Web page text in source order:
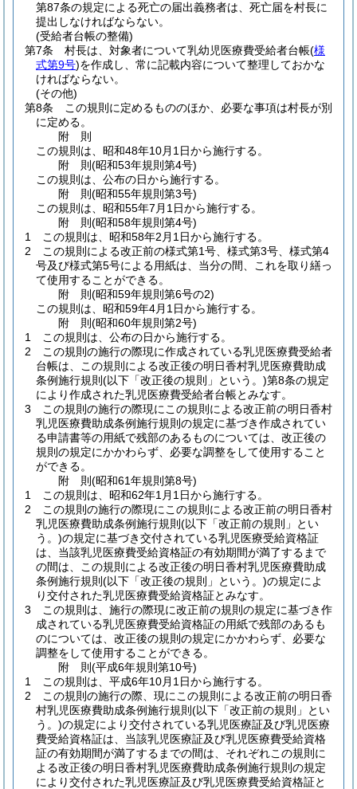
第87条の規定による死亡の届出義務者は、死亡届を村長に
提出しなければならない。
(受給者台帳の整備)
第7条
村長は、対象者について乳幼児医療費受給者台帳(様
式第9号)を作成し、常に記載内容について整理しておかな
ければならない。
(その他)
第8条
この規則に定めるもののほか、必要な事項は村長が別
に定める。
附 則
この規則は、昭和48年10月1日から施行する。
附 則(昭和53年規則第4号)
この規則は、公布の日から施行する。
附 則(昭和55年規則第3号)
この規則は、昭和55年7月1日から施行する。
附 則(昭和58年規則第4号)
1
この規則は、昭和58年2月1日から施行する。
2
この規則による改正前の様式第1号、様式第3号、様式第4
号及び様式第5号による用紙は、当分の間、これを取り繕っ
て使用することができる。
附 則(昭和59年規則第6号の2)
この規則は、昭和59年4月1日から施行する。
附 則(昭和60年規則第2号)
1
この規則は、公布の日から施行する。
2
この規則の施行の際現に作成されている乳児医療費受給者
台帳は、この規則による改正後の明日香村乳児医療費助成
条例施行規則 (以下「改正後の規則」という。)第8条の規定
により作成された乳児医療費受給者台帳とみなす。
3
この規則の施行の際現にこの規則による改正前の明日香村
乳児医療費助成条例施行規則の規定に基づき作成されてい
る申請書等の用紙で残部のあるものについては、改正後の
規則の規定にかかわらず、必要な調整をして使用すること
ができる。
附 則(昭和61年規則第8号)
1
この規則は、昭和62年1月1日から施行する。
2
この規則の施行の際現にこの規則による改正前の明日香村
乳児医療費助成条例施行規則 (以下「改正前の規則」とい
う。)の規定に基づき交付されている乳児医療受給資格証
は、当該乳児医療費受給資格証の有効期間が満了するまで
の間は、この規則による改正後の明日香村乳児医療費助成
条例施行規則 (以下「改正後の規則」という。)の規定によ
り交付された乳児医療費受給資格証とみなす。
3
この規則は、施行の際現に改正前の規則の規定に基づき作
成されている乳児医療費受給資格証の用紙で残部のあるも
のについては、改正後の規則の規定にかかわらず、必要な
調整をして使用することができる。
附 則(平成6年規則第10号)
1
この規則は、平成6年10月1日から施行する。
2
この規則の施行の際、現にこの規則による改正前の明日香
村乳児医療費助成条例施行規則 (以下「改正前の規則」とい
う。)の規定により交付されている乳児医療証及び乳児医療
費受給資格証は、当該乳児医療証及び乳児医療費受給資格
証の有効期間が満了するまでの間は、それぞれこの規則に
よる改正後の明日香村乳児医療費助成条例施行規則の規定
により交付された乳児医療証及び乳児医療費受給資格証と